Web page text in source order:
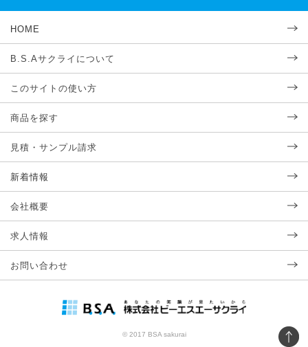
HOME
B.S.Aサクライについて
このサイトの使い方
商品を探す
見積・サンプル請求
新着情報
会社概要
求人情報
お問い合わせ
© 2017 BSA sakurai